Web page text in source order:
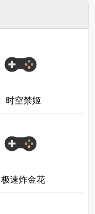
时空禁姬
极速炸金花